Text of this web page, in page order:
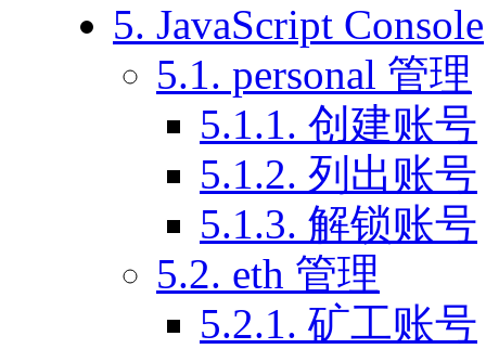
5. JavaScript Console
5.1. personal 管理
5.1.1. 创建账号
5.1.2. 列出账号
5.1.3. 解锁账号
5.2. eth 管理
5.2.1. 矿工账号